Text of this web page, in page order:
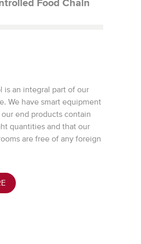
Food Chain
is an integral part of our
We have smart equipment
end products contain
quantities and that our
are free of any foreign